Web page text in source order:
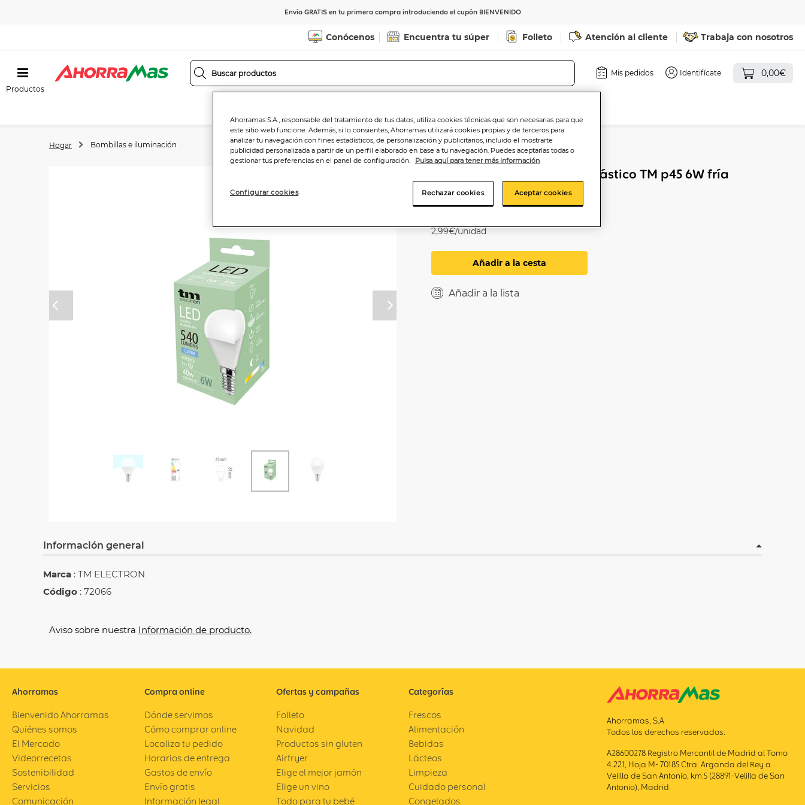
Envío GRATIS en tu primera compra introduciendo el cupón BIENVENIDO
Conócenos Encuentra tu súper Folleto Atención al cliente Trabaja con nosotros
Productos
Mis pedidos Identifícate 0,00€
Hogar Bombillas e iluminación
Anterior
Bombilla Led esférica e14 plástico TM p45 6W fría
2,99€/unidad
Añadir a la cesta
Añadir a la lista
Información general
Marca : TM ELECTRON
Código : 72066
Aviso sobre nuestra Información de producto.
Ahorramas
Bienvenido Ahorramas
Quiénes somos
El Mercado
Videorrecetas
Sostenibilidad
Servicios
Comunicación
Compra online
Dónde servimos
Cómo comprar online
Localiza tu pedido
Horarios de entrega
Gastos de envío
Envío gratis
Información legal
Ofertas y campañas
Folleto
Navidad
Productos sin gluten
Airfryer
Elige el mejor jamón
Elige un vino
Todo para tu bebé
Categorías
Frescos
Alimentación
Bebidas
Lácteos
Limpieza
Cuidado personal
Congelados
Ahorramas, S.A
Todos los derechos reservados.
A28600278 Registro Mercantil de Madrid al Tomo
4.221, Hoja M- 70185 Ctra. Arganda del Rey a
Velilla de San Antonio, km.5 (28891-Velilla de San
Antonio), Madrid.
Ahorramas S.A., responsable del tratamiento de tus datos, utiliza cookies técnicas que son necesarias para que
este sitio web funcione. Además, si lo consientes, Ahorramas utilizará cookies propias y de terceros para
analizar tu navegación con fines estadísticos, de personalización y publicitarios, incluido el mostrarte
publicidad personalizada a partir de un perfil elaborado en base a tu navegación. Puedes aceptarlas todas o
gestionar tus preferencias en el panel de configuración.
Pulsa aquí para tener más información
Configurar cookies Rechazar cookies Aceptar cookies